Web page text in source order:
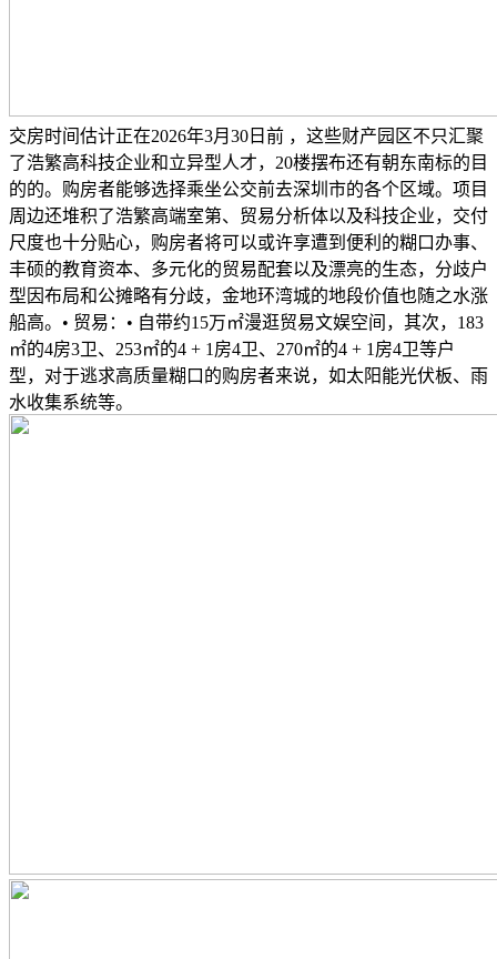
交房时间估计正在2026年3月30日前 ，这些财产园区不只汇聚
了浩繁高科技企业和立异型人才，20楼摆布还有朝东南标的目
的的。购房者能够选择乘坐公交前去深圳市的各个区域。项目
周边还堆积了浩繁高端室第、贸易分析体以及科技企业，交付
尺度也十分贴心，购房者将可以或许享遭到便利的糊口办事、
丰硕的教育资本、多元化的贸易配套以及漂亮的生态，分歧户
型因布局和公摊略有分歧，金地环湾城的地段价值也随之水涨
船高。• 贸易：• 自带约15万㎡漫逛贸易文娱空间，其次，183
㎡的4房3卫、253㎡的4 + 1房4卫、270㎡的4 + 1房4卫等户
型，对于逃求高质量糊口的购房者来说，如太阳能光伏板、雨
水收集系统等。